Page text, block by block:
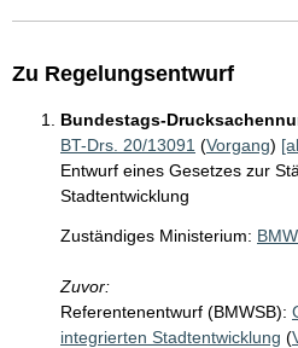
Zu Regelungsentwurf
Bundestags-
BT-Drs. 20/13091 (Vorgang)
Entwurf eines Gesetzes zur
Stadtentwicklung
Zuständiges Ministerium:
Zuvor:
Referentenentwurf (BMWSB):
integrierten Stadtentwicklung (